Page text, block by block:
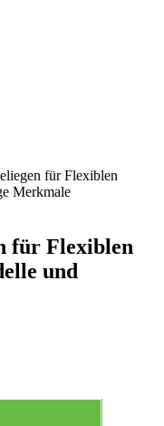
für Flexiblen
Merkmale
für Flexiblen
und